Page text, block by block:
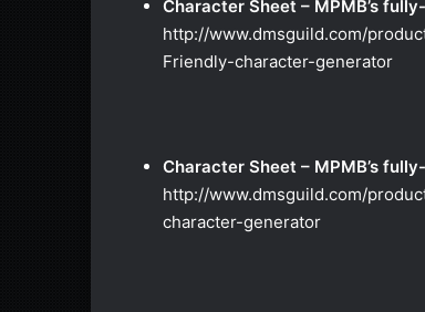
Character Sheet – MPMB’s
http://www.dmsguild.com/
Friendly-character-generator
Character Sheet – MPMB’s
http://www.dmsguild.com/
character-generator